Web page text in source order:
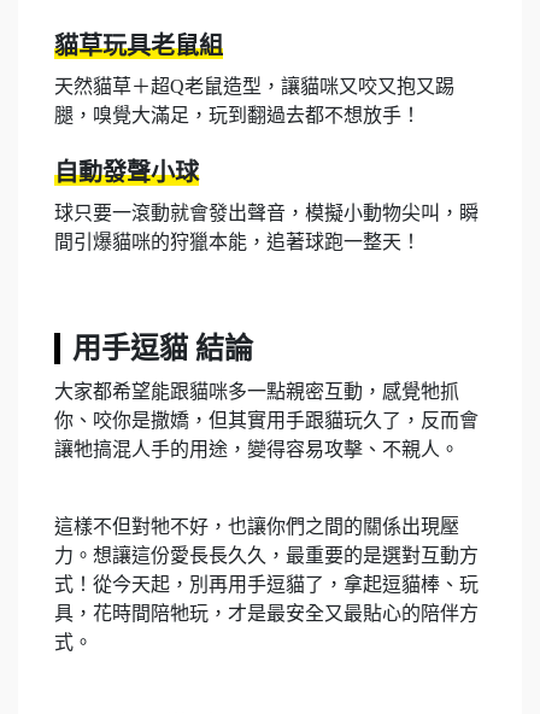
貓草玩具老鼠組
天然貓草＋超Q老鼠造型，讓貓咪又咬又抱又踢
腿，嗅覺大滿足，玩到翻過去都不想放手！
自動發聲小球
球只要一滾動就會發出聲音，模擬小動物尖叫，瞬
間引爆貓咪的狩獵本能，追著球跑一整天！
用手逗貓 結論
大家都希望能跟貓咪多一點親密互動，感覺牠抓
你、咬你是撒嬌，但其實用手跟貓玩久了，反而會
讓牠搞混人手的用途，變得容易攻擊、不親人。
這樣不但對牠不好，也讓你們之間的關係出現壓
力。想讓這份愛長長久久，最重要的是選對互動方
式！從今天起，別再用手逗貓了，拿起逗貓棒、玩
具，花時間陪牠玩，才是最安全又最貼心的陪伴方
式。